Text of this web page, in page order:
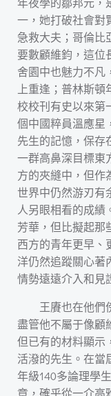
一，她打破社會對
急救大夫；哥倫比
要數顧維鈞，這位
舍園中也魅力不凡
上重逢；普林斯
校校刊有史以來第
個中國粹員溫應星
先生的記憶，保存
一群高鼻深目標東
方的夾縫中，但作
世界中仍然游刃有
人另眼相看的成
芳華，但比擬起那
西方的青年更早、
洋仍然追蹤關心著
情勢遠遠介入和見
王賡也在他們
盡管他不屬于像顧
但已有的材料顯示
活潑的先生。在當
年級140多論理學
章，確乎從一介高